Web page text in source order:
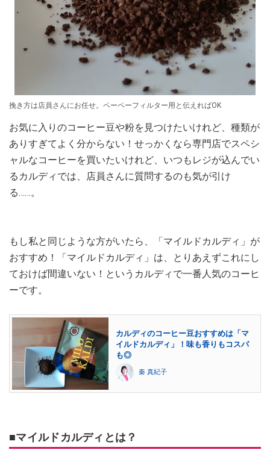
挽き方は店員さんにお任せ。ペーペーフィルター用と伝えればOK
お気に入りのコーヒー豆や粉を見つけたいけれど、種類が
ありすぎてよく分からない！せっかくなら専門店でスペシ
ャルなコーヒーを買いたいけれど、いつもレジが込んでい
るカルディでは、店員さんに質問するのも気が引け
る……。
もし私と同じような方がいたら、「マイルドカルディ」が
おすすめ！「マイルドカルディ」は、とりあえずこれにし
ておけば間違いない！というカルディで一番人気のコーヒ
ーです。
カルディのコーヒー豆おすすめは「マ
イルドカルディ」！味も香りもコスパ
も◎
秦 真紀子
■マイルドカルディとは？